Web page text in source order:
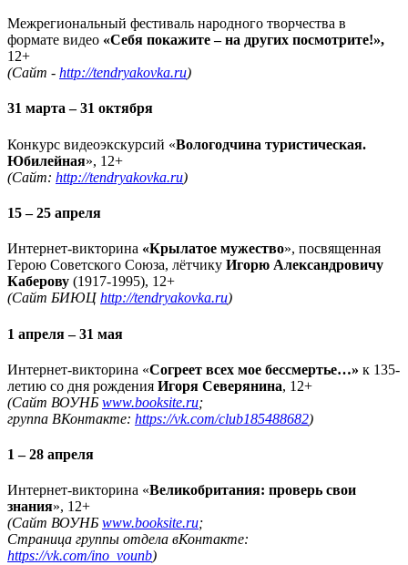
Межрегиональный фестиваль народного творчества в
формате видео «Себя покажите – на других посмотрите!»,
12+
(Сайт - http://tendryakovka.ru)
31 марта – 31 октября
Конкурс видеоэкскурсий «Вологодчина туристическая.
Юбилейная», 12+
(Сайт: http://tendryakovka.ru)
15 – 25 апреля
Интернет-викторина «Крылатое мужество», посвященная
Герою Советского Союза, лётчику Игорю Александровичу
Каберову (1917-1995), 12+
(Сайт БИЮЦhttp://tendryakovka.ru)
1 апреля – 31 мая
Интернет-викторина «Согреет всех мое бессмертье…» к 135-
летию со дня рождения Игоря Северянина, 12+
(Сайт ВОУНБ www.booksite.ru;
группа ВКонтакте: https://vk.com/club185488682)
1 – 28 апреля
Интернет-викторина «Великобритания: проверь свои
знания», 12+
(Сайт ВОУНБ www.booksite.ru;
Страница группы отдела вКонтакте:
https://vk.com/ino_vounb)